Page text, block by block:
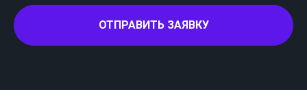
ОТПРАВИТЬ ЗАЯВКУ